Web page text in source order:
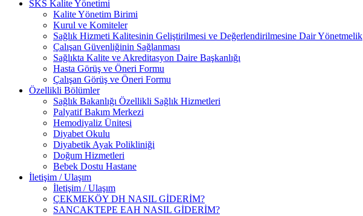
SKS Kalite Yönetimi
Kalite Yönetim Birimi
Kurul ve Komiteler
Sağlık Hizmeti Kalitesinin Geliştirilmesi ve Değerlendirilmesine Dair Yönetmelik
Çalışan Güvenliğinin Sağlanması
Sağlıkta Kalite ve Akreditasyon Daire Başkanlığı
Hasta Görüş ve Öneri Formu
Çalışan Görüş ve Öneri Formu
Özellikli Bölümler
Sağlık Bakanlığı Özellikli Sağlık Hizmetleri
Palyatif Bakım Merkezi
Hemodiyaliz Ünitesi
Diyabet Okulu
Diyabetik Ayak Polikliniği
Doğum Hizmetleri
Bebek Dostu Hastane
İletişim / Ulaşım
İletişim / Ulaşım
ÇEKMEKÖY DH NASIL GİDERİM?
SANCAKTEPE EAH NASIL GİDERİM?